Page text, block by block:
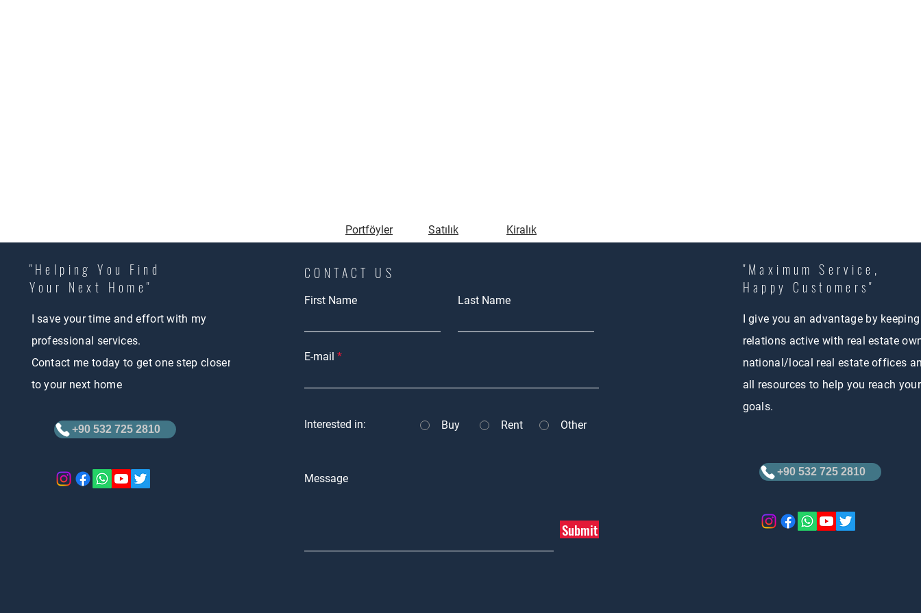
Portföyler Satılık Kiralık
"Helping You Find
Your Next Home"
I save your time and effort with my
professional services.
Contact me today to get one step closer
to your next home
+90 532 725 2810
CONTACT US
First Name Last Name
E-mail
Interested in: Buy Rent Other
Message
Submit
"Maximum Service,
Happy Customers"
I give you an advantage by
relations active with real estate
national/local real estate offices
all resources to help you reach your
goals.
+90 532 725 2810